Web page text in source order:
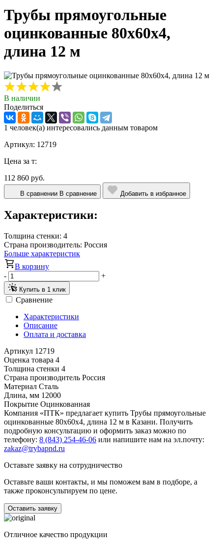
Трубы прямоугольные
оцинкованные 80х60х4,
длина 12 м
В наличии
Поделиться
1 человек(а) интересовались данным товаром
Артикул: 12719
Цена за т:
112 860 руб.
В сравнении В сравнение Добавить в избранное
Характеристики:
Толщина стенки: 4
Страна производитель: Россия
Больше характеристик
В корзину
-
+
Купить в 1 клик
Сравнение
Характеристики
Описание
Оплата и доставка
Артикул 12719
Оценка товара 4
Толщина стенки 4
Страна производитель Россия
Материал Сталь
Длина, мм 12000
Покрытие Оцинкованная
Компания «ПТК» предлагает купить Трубы прямоугольные
оцинкованные 80х60х4, длина 12 м в Казани. Получить
подробную консультацию и оформить заказ можно по
телефону: 8 (843) 254-46-06 или напишите нам на эл.почту:
zakaz@trybapnd.ru
Оставьте заявку на сотрудничество
Оставьте ваши контакты, и мы поможем вам в подборе, а
также проконсультируем по цене.
Оставить заявку
Отличное качество продукции